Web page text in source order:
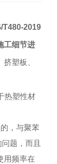
T480-2019
工细节进
塑板、
热塑性材
，与聚苯
题，而且
用频率在